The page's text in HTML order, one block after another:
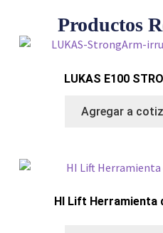
Productos
LUKAS E100
Agregar a
HI Lift Herramienta